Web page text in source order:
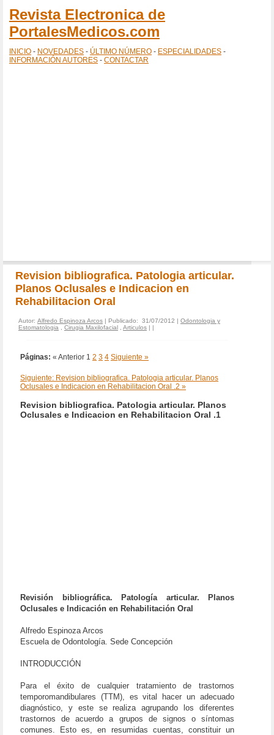
Revista Electronica de
PortalesMedicos.com
INICIO - NOVEDADES - ÚLTIMO NÚMERO - ESPECIALIDADES -
INFORMACIÓN AUTORES - CONTACTAR
Revision bibliografica. Patologia articular.
Planos Oclusales e Indicacion en
Rehabilitacion Oral
Autor: Alfredo Espinoza Arcos | Publicado: 31/07/2012 | Odontologia y
Estomatologia
Cirugia Maxilofacial Articulos | |
Páginas: « Anterior 1 2 3 4 Siguiente »
Siguiente: Revision bibliografica. Patologia articular. Planos
Oclusales e Indicacion en Rehabilitacion Oral .2 »
Revision bibliografica. Patologia articular. Planos
Oclusales e Indicacion en Rehabilitacion Oral .1
Revisión bibliográfica. Patología articular. Planos
Oclusales e Indicación en Rehabilitación Oral
Alfredo Espinoza Arcos
Escuela de Odontología. Sede Concepción
INTRODUCCIÓN
Para el éxito de cualquier tratamiento de trastornos
temporomandibulares (TTM), es vital hacer un adecuado
diagnóstico, y este se realiza agrupando los diferentes
trastornos de acuerdo a grupos de signos o síntomas
comunes. Esto es, en resumidas cuentas, constituir un